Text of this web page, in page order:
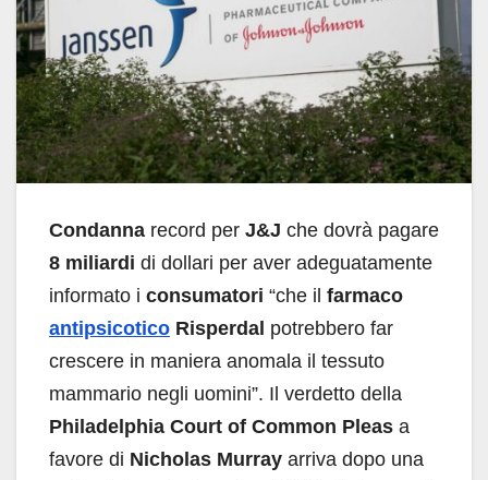
Condanna record per J&J che dovrà pagare
8 miliardi di dollari per aver adeguatamente
informato i consumatori “che il farmaco
antipsicotico Risperdal potrebbero far
crescere in maniera anomala il tessuto
mammario negli uomini”. Il verdetto della
Philadelphia Court of Common Pleas a
favore di Nicholas Murray arriva dopo una